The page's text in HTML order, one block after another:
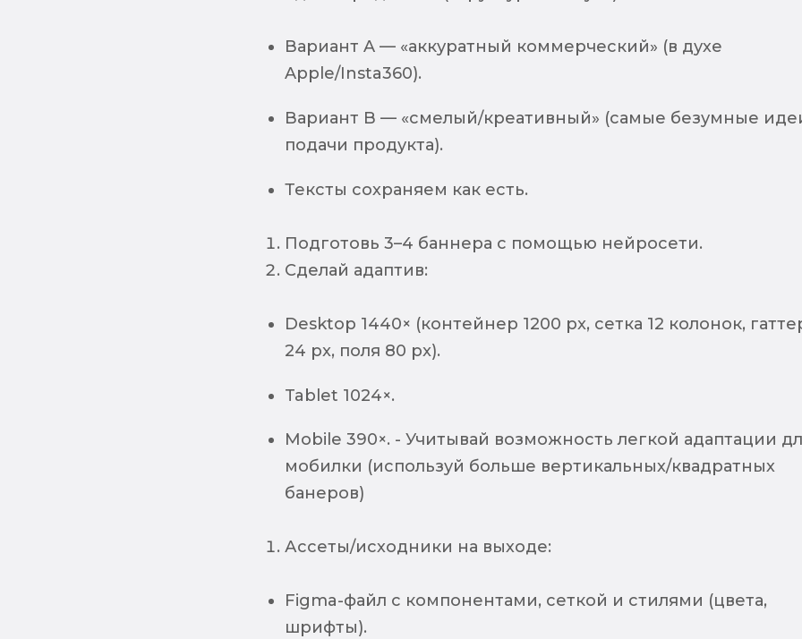
Вариант A — «аккуратный коммерческий» (в духе
Apple/Insta360).
Вариант B — «смелый/креативный» (самые безумные
подачи продукта).
Тексты сохраняем как есть.
Подготовь 3–4 баннера с помощью нейросети.
Сделай адаптив:
Desktop 1440× (контейнер 1200 px, сетка 12 колонок,
24 px, поля 80 px).
Tablet 1024×.
Mobile 390×. - Учитывай возможность легкой адаптации
мобилки (используй больше вертикальных/квадратных
банеров)
Ассеты/исходники на выходе:
Figma-файл с компонентами, сеткой и стилями (цвета,
шрифты).